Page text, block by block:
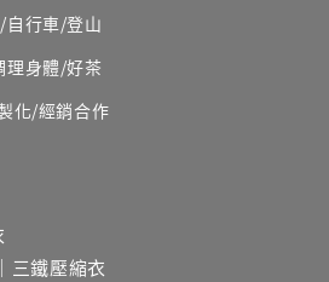
自行車/登山
理身體/好茶
化/經銷合作
三鐵壓縮衣